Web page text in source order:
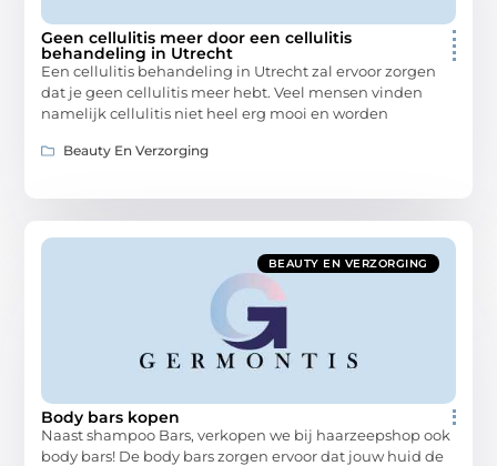
Geen cellulitis meer door een cellulitis
behandeling in Utrecht
Een cellulitis behandeling in Utrecht zal ervoor zorgen
dat je geen cellulitis meer hebt. Veel mensen vinden
namelijk cellulitis niet heel erg mooi en worden
Beauty En Verzorging
BEAUTY EN VERZORGING
Body bars kopen
Naast shampoo Bars, verkopen we bij haarzeepshop ook
body bars! De body bars zorgen ervoor dat jouw huid de